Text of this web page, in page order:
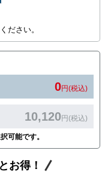
ださい。
0円(税込)
10,120円(税込)
可能です。
お得！